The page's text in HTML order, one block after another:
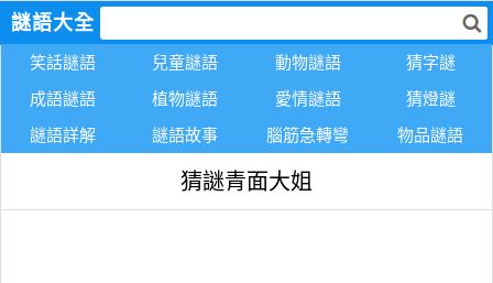
謎語大全
笑話謎語 兒童謎語 動物謎語
猜字謎
成語謎語
植物謎語 愛情謎語
猜燈謎
謎語詳解
謎語故事 腦筋急轉彎 物品謎語
猜謎青面大姐